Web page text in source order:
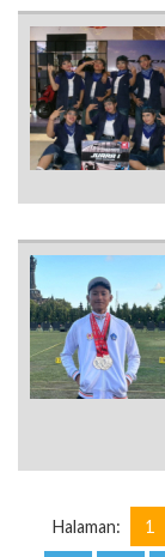
Halaman: 1